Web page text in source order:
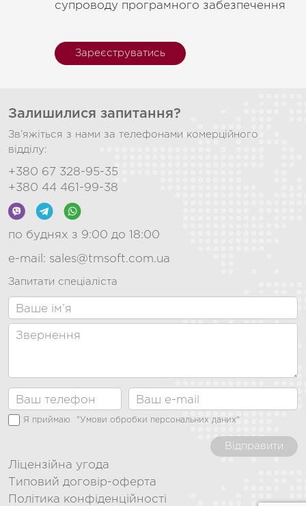
супроводу програмного забезпечення
Зареєструватись
Залишилися запитання?
Зв’яжіться з нами за телефонами комерційного
відділу:
+380 67 328-95-35
+380 44 461-99-38
по буднях з 9:00 до 18:00
e-mail: sales@tmsoft.com.ua
Запитати спеціаліста
Я приймаю "Умови обробки персональних даних"
Відправити
Ліцензійна угода
Типовий договір-оферта
Політика конфіденційності